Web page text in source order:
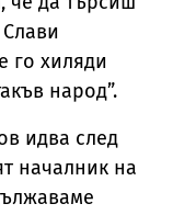
го хиляди
народ”.
идва след
началник на